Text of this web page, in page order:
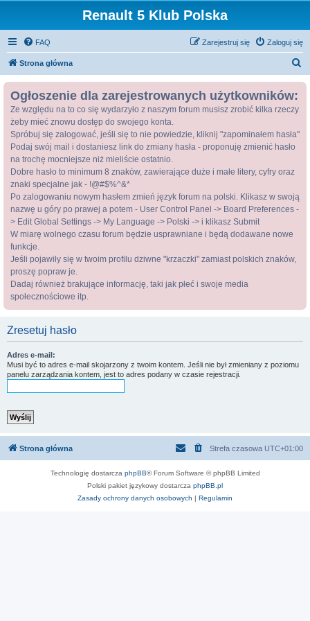
Renault 5 Klub Polska
FAQ Zaloguj się
Zarejestruj się
Strona główna
Ogłoszenie dla zarejestrowanych użytkowników:
Ze względu na to co się wydarzyło z naszym forum musisz zrobić kilka rzeczy
żeby mieć znowu dostęp do swojego konta.
Spróbuj się zalogować, jeśli się to nie powiedzie, kliknij "zapominałem hasła"
Podaj swój mail i dostaniesz link do zmiany hasła - proponuję zmienić hasło
na trochę mocniejsze niż mieliście ostatnio.
Dobre hasło to minimum 8 znaków, zawierające duże i małe litery, cyfry oraz
znaki specjalne jak - !@#$%^&*
Po zalogowaniu nowym hasłem zmień język forum na polski. Klikasz w swoją
nazwę u góry po prawej a potem - User Control Panel -> Board Preferences -
> Edit Global Settings -> My Language -> Polski -> i klikasz Submit
W miarę wolnego czasu forum będzie usprawniane i będą dodawane nowe
funkcje.
Jeśli pojawiły się w twoim profilu dziwne "krzaczki" zamiast polskich znaków,
proszę popraw je.
Dadaj również brakujące informację, taki jak płeć i swoje media
społecznościowe itp.
Zresetuj hasło
Adres e-mail:
Musi być to adres e-mail skojarzony z twoim kontem. Jeśli nie był zmieniany z poziomu
panelu zarządzania kontem, jest to adres podany w czasie rejestracji.
Strona główna Strefa czasowa UTC+01:00
Technologię dostarcza phpBB® Forum Software © phpBB Limited
Polski pakiet językowy dostarcza phpBB.pl
Zasady ochrony danych osobowych | Regulamin